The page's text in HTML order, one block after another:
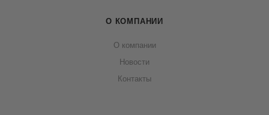
О КОМПАНИИ
О компании
Новости
Контакты